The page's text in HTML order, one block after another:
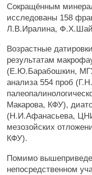
Сокращённым
исследованы 158
Л.В.Иралина,
Возрастные
результатам
(Е.Ю.Барабошкин,
анализа 554 проб
Макарова, КФУ),
(Н.И.Афанасьева,
мезозойских
КФУ).
Помимо
непосредственном